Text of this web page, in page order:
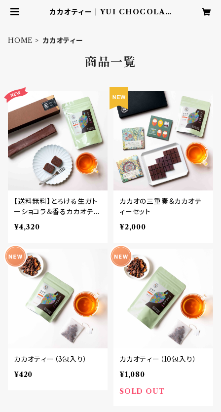
カカオティー | YUI CHOCOLAT
HOME
カカオティー
商品一覧
【送料無料】とろける生ガト
ーショコラ＆香るカカオティ
ーセット
¥4,320
カカオの三重奏＆カカオテ
ィーセット
¥2,000
カカオティー（3包入り）
¥420
カカオティー（10包入り）
¥1,080
SOLD OUT